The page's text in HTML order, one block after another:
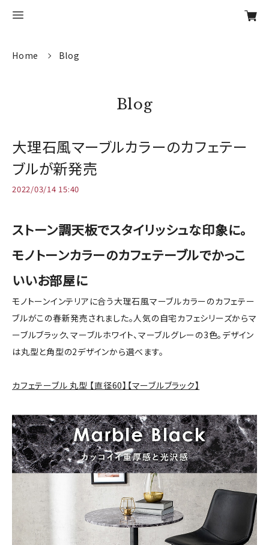
Home Blog
Blog
大理石風マーブルカラーのカフェテー
ブルが新発売
2022/03/14 15:40
ストーン調天板でスタイリッシュな印象に。
モノトーンカラーのカフェテーブルでかっこ
いいお部屋に
モノトーンインテリアに合う大理石風マーブルカラーのカフェテー
ブルがこの春新発売されました。人気の自宅カフェシリーズからマ
ーブルブラック、マーブルホワイト、マーブルグレーの3色。デザイン
は丸型と角型の2デザインから選べます。
カフェテーブル 丸型 【直径60】【マーブルブラック】